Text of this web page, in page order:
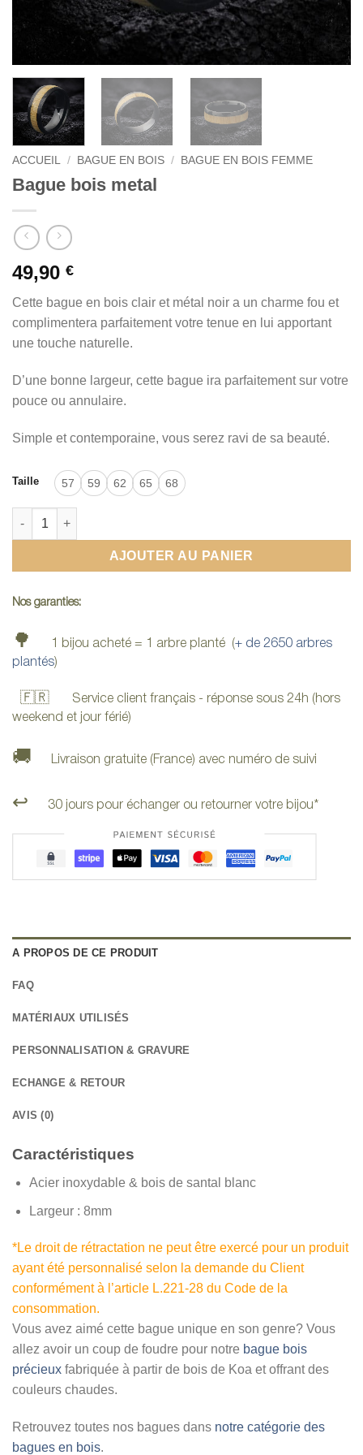
ACCUEIL / BAGUE EN BOIS / BAGUE EN BOIS FEMME
Bague bois metal
49,90 €
Cette bague en bois clair et métal noir a un charme fou et
complimentera parfaitement votre tenue en lui apportant
une touche naturelle.
D’une bonne largeur, cette bague ira parfaitement sur votre
pouce ou annulaire.
Simple et contemporaine, vous serez ravi de sa beauté.
Taille 57 59 62 65 68
quantité de Bague bois metal
AJOUTER AU PANIER
Nos garanties:
🌳 1 bijou acheté = 1 arbre planté (+ de 2650 arbres
plantés)
🇫🇷 Service client français - réponse sous 24h (hors
weekend et jour férié)
🚚 Livraison gratuite (France) avec numéro de suivi
↩️ 30 jours pour échanger ou retourner votre bijou*
A PROPOS DE CE PRODUIT
FAQ
MATÉRIAUX UTILISÉS
PERSONNALISATION & GRAVURE
ECHANGE & RETOUR
AVIS (0)
Caractéristiques
Acier inoxydable & bois de santal blanc
Largeur : 8mm
*Le droit de rétractation ne peut être exercé pour un produit
ayant été personnalisé selon la demande du Client
conformément à l’article L.221-28 du Code de la
consommation.
Vous avez aimé cette bague unique en son genre? Vous
allez avoir un coup de foudre pour notre bague bois
précieux fabriquée à partir de bois de Koa et offrant des
couleurs chaudes.
Retrouvez toutes nos bagues dans notre catégorie des
bagues en bois.